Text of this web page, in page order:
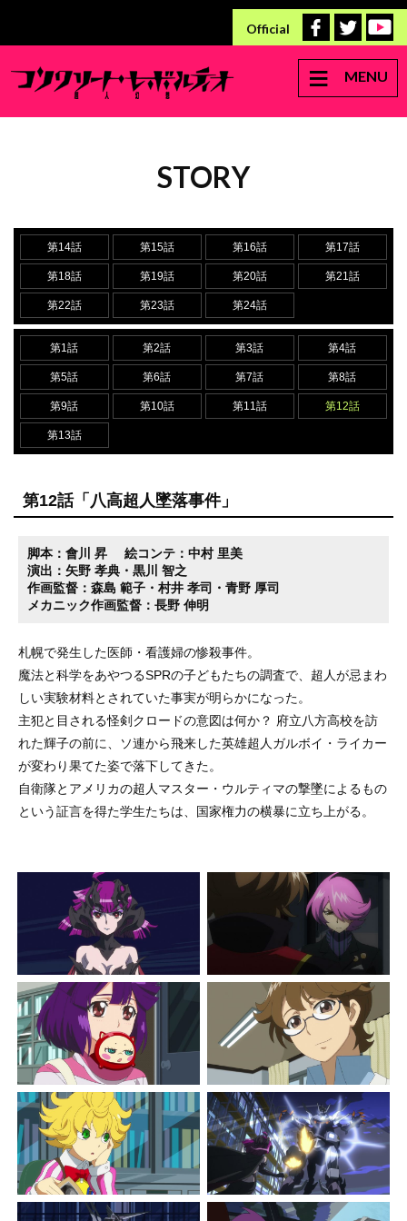
Official
MENU
STORY
第14話 第15話 第16話 第17話
第18話 第19話 第20話 第21話
第22話 第23話 第24話
第1話 第2話 第3話 第4話
第5話 第6話 第7話 第8話
第9話 第10話 第11話 第12話
第13話
第12話「八高超人墜落事件」
脚本：會川 昇
絵コンテ：中村 里美
演出：矢野 孝典・黒川 智之
作画監督：森島 範子・村井 孝司・青野 厚司
メカニック作画監督：長野 伸明
札幌で発生した医師・看護婦の惨殺事件。
魔法と科学をあやつるSPRの子どもたちの調査で、超人が忌まわ
しい実験材料とされていた事実が明らかになった。
主犯と目される怪剣クロードの意図は何か？ 府立八方高校を訪
れた輝子の前に、ソ連から飛来した英雄超人ガルボイ・ライカー
が変わり果てた姿で落下してきた。
自衛隊とアメリカの超人マスター・ウルティマの撃墜によるもの
という証言を得た学生たちは、国家権力の横暴に立ち上がる。